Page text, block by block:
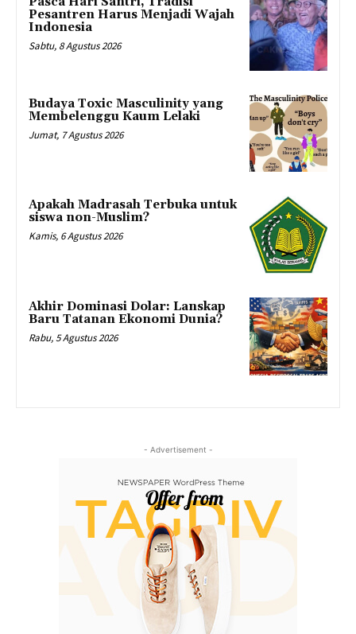
Pesantren Harus Menjadi Wajah
Indonesia
Sabtu, 8 Agustus 2026
Budaya Toxic Masculinity yang
Membelenggu Kaum Lelaki
Jumat, 7 Agustus 2026
Apakah Madrasah Terbuka untuk
siswa non-Muslim?
Kamis, 6 Agustus 2026
Akhir Dominasi Dolar: Lanskap
Baru Tatanan Ekonomi Dunia?
Rabu, 5 Agustus 2026
- Advertisement -